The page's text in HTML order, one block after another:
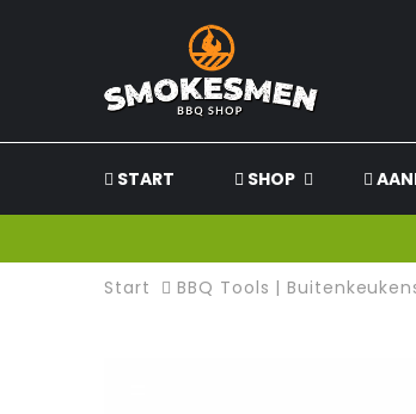
START SHOP
Start BBQ Tools |